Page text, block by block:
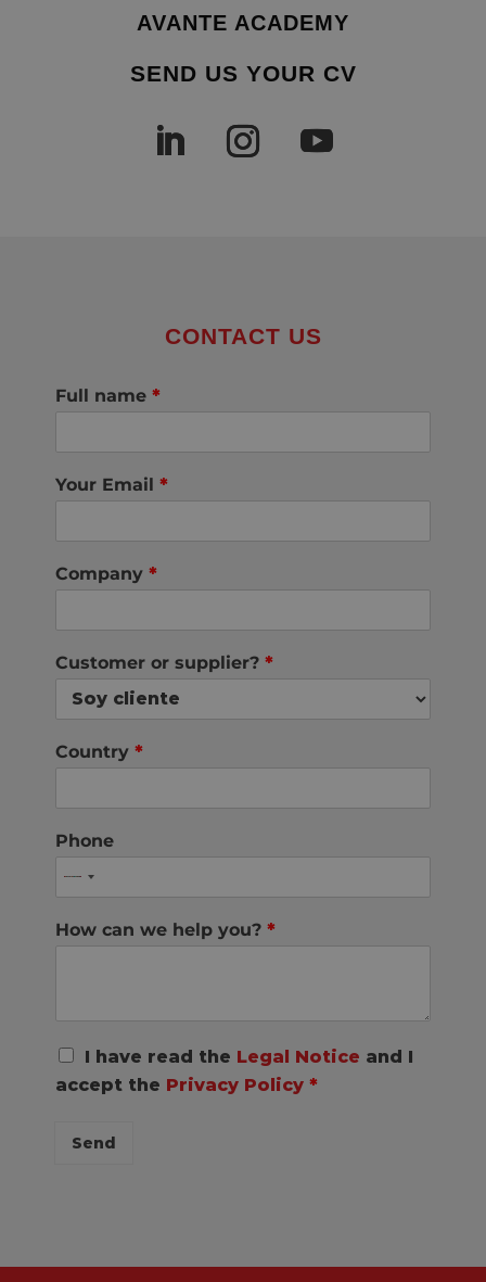
AVANTE ACADEMY
SEND US YOUR CV
CONTACT US
Full name *
Your Email *
Company *
Customer or supplier? *
Country *
Phone
How can we help you? *
R
P
t
I have read the Legal Notice and I
accept the Privacy Policy *
Send